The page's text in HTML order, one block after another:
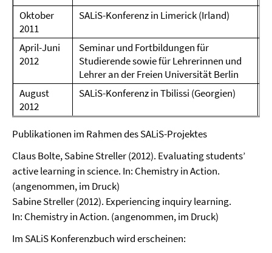
Oktober
2011
SALiS-Konferenz in Limerick (Irland)
April-Juni
2012
Seminar und Fortbildungen für
Studierende sowie für Lehrerinnen und
Lehrer an der Freien Universität Berlin
August
2012
SALiS-Konferenz in Tbilissi (Georgien)
Publikationen im Rahmen des SALiS-Projektes
Claus Bolte, Sabine Streller (2012). Evaluating students’
active learning in science. In: Chemistry in Action.
(angenommen, im Druck)
Sabine Streller (2012). Experiencing inquiry learning.
In: Chemistry in Action. (angenommen, im Druck)
Im SALiS Konferenzbuch wird erscheinen: